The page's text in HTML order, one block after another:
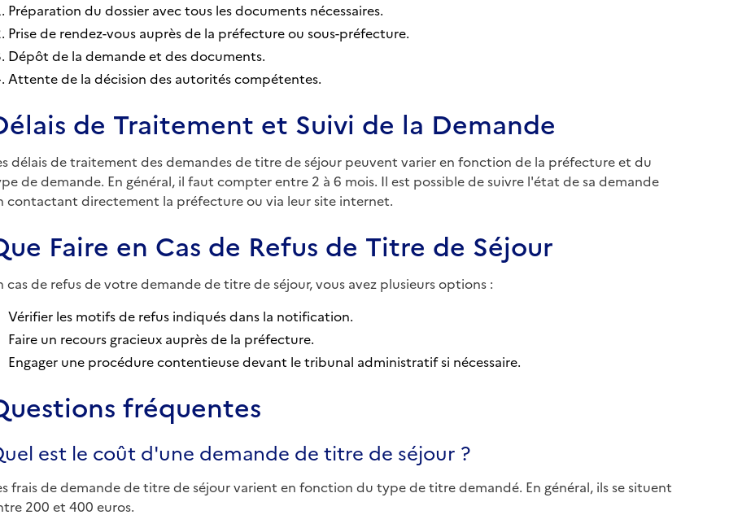
Préparation du dossier avec tous les documents nécessaires.
Prise de rendez-vous auprès de la préfecture ou sous-préfecture.
Dépôt de la demande et des documents.
Attente de la décision des autorités compétentes.
de Traitement et Suivi de la Demande
délais de traitement des demandes de titre de séjour peuvent varier en fonction de la préfecture et du
de demande. En général, il faut compter entre 2 à 6 mois. Il est possible de suivre l'état de sa demande
contactant directement la préfecture ou via leur site internet.
Faire en Cas de Refus de Titre de Séjour
cas de refus de votre demande de titre de séjour, vous avez plusieurs options :
Vérifier les motifs de refus indiqués dans la notification.
Faire un recours gracieux auprès de la préfecture.
Engager une procédure contentieuse devant le tribunal administratif si nécessaire.
fréquentes
est le coût d'une demande de titre de séjour ?
frais de demande de titre de séjour varient en fonction du type de titre demandé. En général, ils se situent
200 et 400 euros.